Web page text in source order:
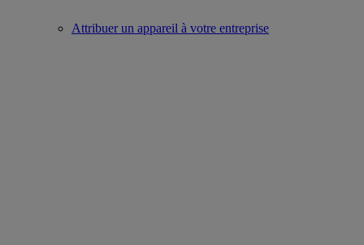
Attribuer un appareil à votre entreprise